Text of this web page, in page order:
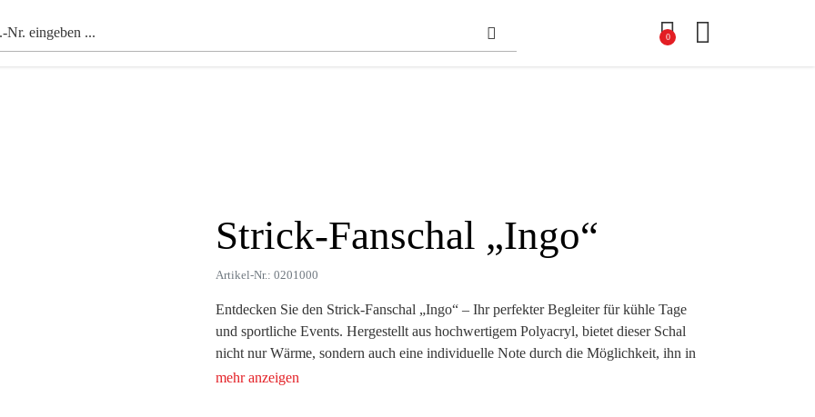
0
Strick-Fanschal „Ingo“
Artikel-Nr.: 0201000
Entdecken Sie den Strick-Fanschal „Ingo“ – Ihr perfekter Begleiter für kühle Tage
und sportliche Events. Hergestellt aus hochwertigem Polyacryl, bietet dieser Schal
nicht nur Wärme, sondern auch eine individuelle Note durch die Möglichkeit, ihn in
Ihrer Wunschfarbe zu gestalten. Mit einer großzügigen Werbefläche von 140 x 16